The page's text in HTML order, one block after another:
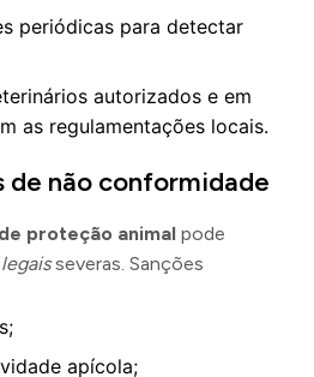
periódicas para detectar
autorizados e em
as regulamentações locais.
de não conformidade
proteção animal pode
severas. Sanções
apícola;